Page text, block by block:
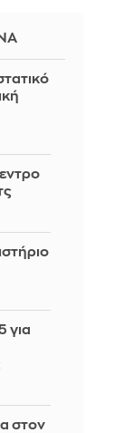
για
στον